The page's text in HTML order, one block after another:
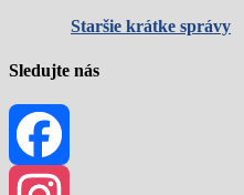
Staršie krátke správy
Sledujte nás